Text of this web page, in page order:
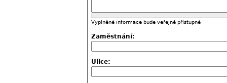
Vyplněné informace bude veřejně přístupné
Zaměstnání:
Ulice: